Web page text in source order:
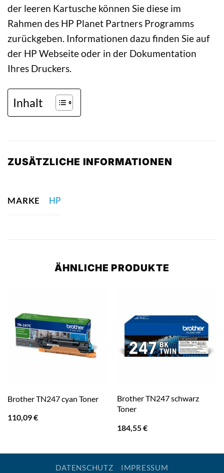
der leeren Kartusche können Sie diese im
Rahmen des HP Planet Partners Programms
zurückgeben. Informationen dazu finden Sie auf
der HP Webseite oder in der Dokumentation
Ihres Druckers.
Inhalt
ZUSÄTZLICHE INFORMATIONEN
MARKE HP
ÄHNLICHE PRODUKTE
Brother TN247 cyan Toner
110,09€
Brother TN247 schwarz
Toner
184,55€
DATENSCHUTZ IMPRESSUM